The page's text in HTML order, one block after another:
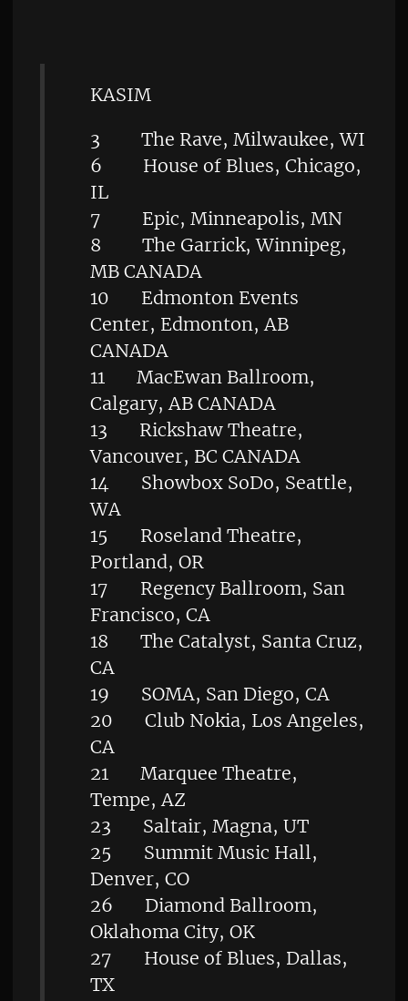
KASIM
3 The Rave, Milwaukee, WI
6 House of Blues, Chicago,
IL
7 Epic, Minneapolis, MN
8 The Garrick, Winnipeg,
MB CANADA
10 Edmonton Events
Center, Edmonton, AB
CANADA
11 MacEwan Ballroom,
Calgary, AB CANADA
13 Rickshaw Theatre,
Vancouver, BC CANADA
14 Showbox SoDo, Seattle,
WA
15 Roseland Theatre,
Portland, OR
17 Regency Ballroom, San
Francisco, CA
18 The Catalyst, Santa Cruz,
CA
19 SOMA, San Diego, CA
20 Club Nokia, Los Angeles,
CA
21 Marquee Theatre,
Tempe, AZ
23 Saltair, Magna, UT
25 Summit Music Hall,
Denver, CO
26 Diamond Ballroom,
Oklahoma City, OK
27 House of Blues, Dallas,
TX